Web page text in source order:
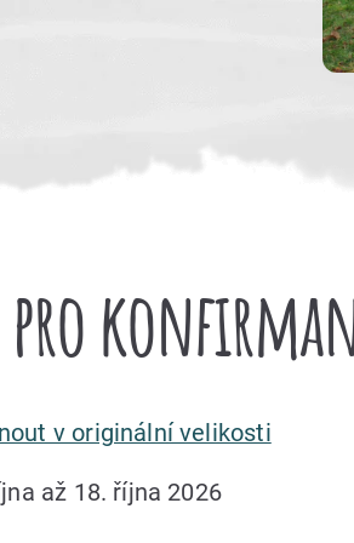
pro
v originální velikosti
až 18. října 2026